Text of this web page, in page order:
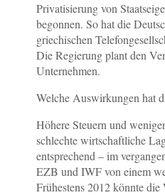
Privatisierung von
begonnen. So hat die
griechischen
Die Regierung plant den
Unternehmen.
Welche Auswirkungen hat
Höhere Steuern und
schlechte wirtschaftliche
entsprechend – im
EZB und IWF von einem
Frühestens 2012 könnte